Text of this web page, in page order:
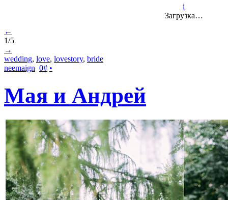
i
Загрузка…
←
1/5
→
wedding, love, lovestory, bride
neemaign 0# •
Мая и Андрей